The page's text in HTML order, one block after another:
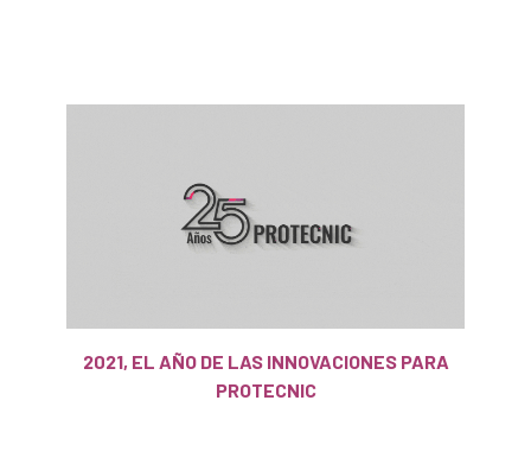
2021, EL AÑO DE LAS INNOVACIONES PARA
PROTECNIC